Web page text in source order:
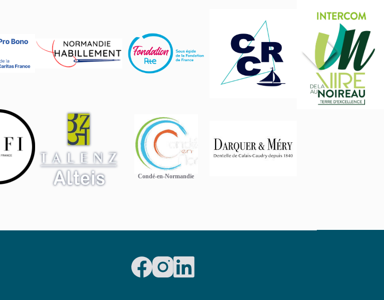
Condé-en-Normandie